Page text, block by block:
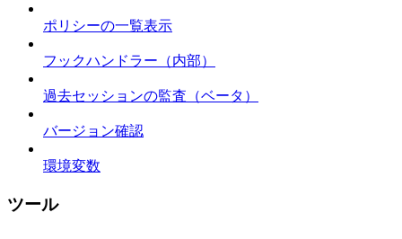
ポリシーの一覧表示
フックハンドラー（内部）
過去セッションの監査（ベータ）
バージョン確認
環境変数
ツール